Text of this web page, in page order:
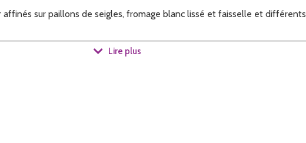
sur paillons de seigles, fromage blanc lissé et faisselle et
(une fois par mois).
Lire plus